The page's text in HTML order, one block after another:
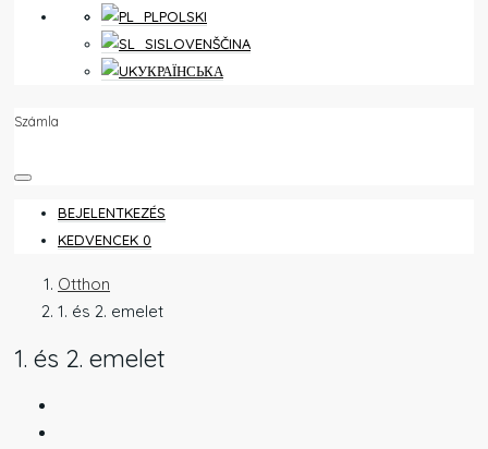
KEDVENCEK 0
POLSKI
SLOVENŠČINA
УКРАЇНСЬКА
Számla
BEJELENTKEZÉS
KEDVENCEK 0
Otthon
1. és 2. emelet
1. és 2. emelet